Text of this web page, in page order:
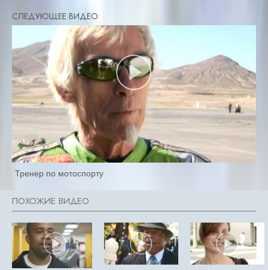
Тренер по мотоспорту